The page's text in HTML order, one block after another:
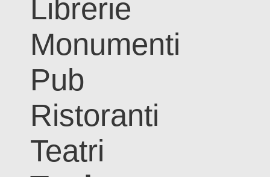
Librerie
Monumenti
Pub
Ristoranti
Teatri